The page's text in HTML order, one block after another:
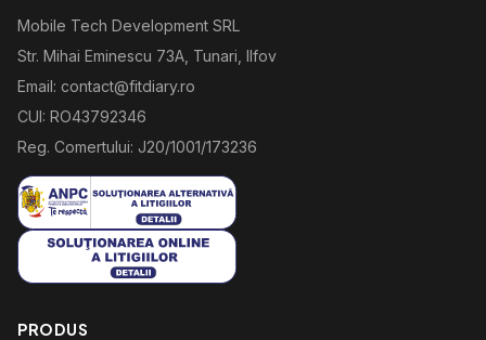
Mobile Tech Development SRL
Str. Mihai Eminescu 73A, Tunari, Ilfov
Email: contact@fitdiary.ro
CUI: RO43792346
Reg. Comertului: J20/1001/173236
PRODUS